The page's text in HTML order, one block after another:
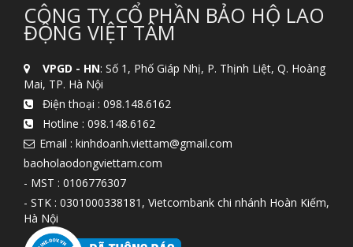
CÔNG TY CỔ PHẦN BẢO HỘ LAO
ĐỘNG VIỆT TÂM
VPGD - HN: Số 1, Phố Giáp Nhị, P. Thịnh Liệt, Q. Hoàng
Mai, TP. Hà Nội
Điện thoại : 098.148.6162
Hotline : 098.148.6162
Email : kinhdoanh.viettam@gmail.com
baoholaodongviettam.com
- MST : 0106776307
- STK : 0301000338181, Vietcombank chi nhánh Hoàn Kiếm,
Hà Nội